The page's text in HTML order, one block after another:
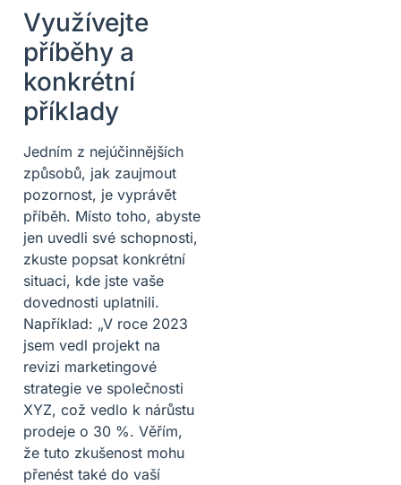
Využívejte
příběhy a
konkrétní
příklady
Jedním z nejúčinnějších
způsobů, jak zaujmout
pozornost, je vyprávět
příběh. Místo toho, abyste
jen uvedli své schopnosti,
zkuste popsat konkrétní
situaci, kde jste vaše
dovednosti uplatnili.
Například: „V roce 2023
jsem vedl projekt na
revizi marketingové
strategie ve společnosti
XYZ, což vedlo k nárůstu
prodeje o 30 %. Věřím,
že tuto zkušenost mohu
přenést také do vaší